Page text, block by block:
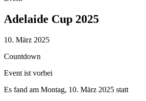
Adelaide Cup 2025
10. März 2025
Countdown
Event ist vorbei
Es fand am Montag, 10. März 2025 statt